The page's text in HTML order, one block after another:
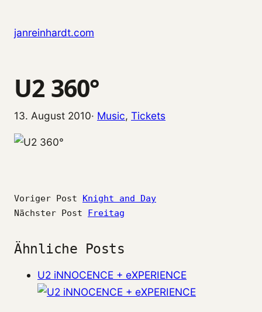
Inhalt
janreinhardt.com
U2 360°
13. August 2010· Music, Tickets
Voriger Post
Knight and Day
Nächster Post
Freitag
Ähnliche Posts
U2 iNNOCENCE + eXPERIENCE